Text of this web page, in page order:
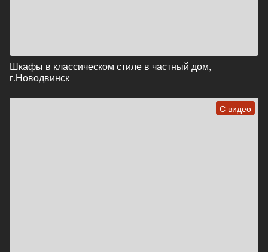
Шкафы в классическом стиле в частный дом,
г.Новодвинск
С видео